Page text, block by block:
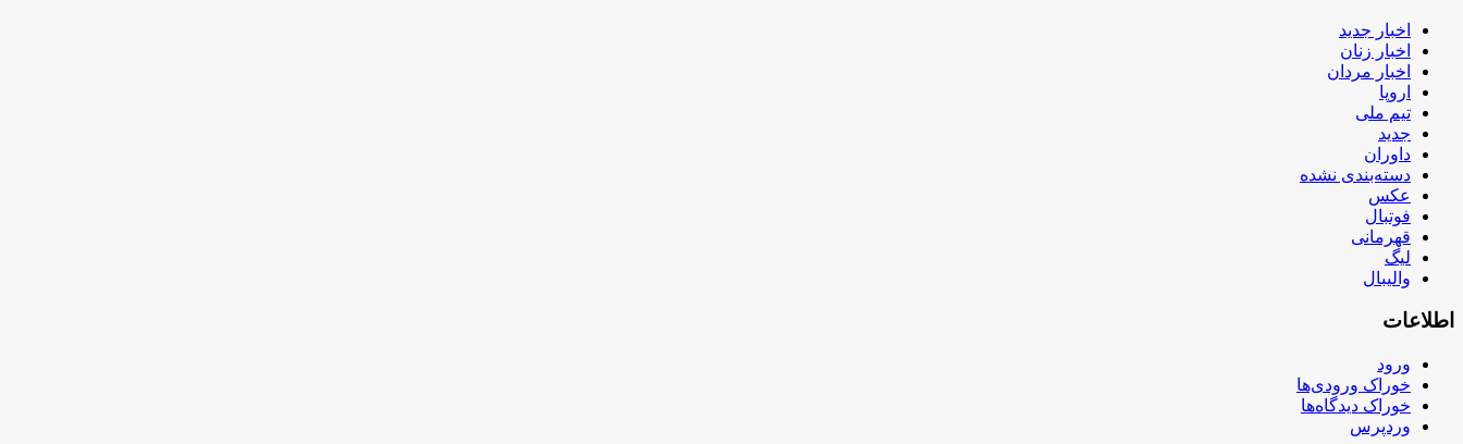
اخبار جدید
اخبار زنان
اخبار مردان
اروپا
تیم ملی
جدید
داوران
دسته‌بندی نشده
عکس
فوتبال
قهرمانی
لیگ
والیبال
اطلاعات
ورود
خوراک ورودی‌ها
خوراک دیدگاه‌ها
وردپرس